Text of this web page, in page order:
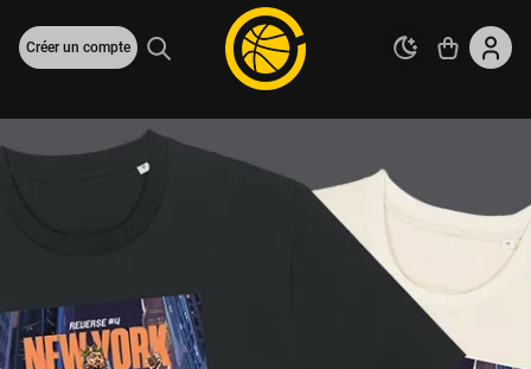
Créer un compte